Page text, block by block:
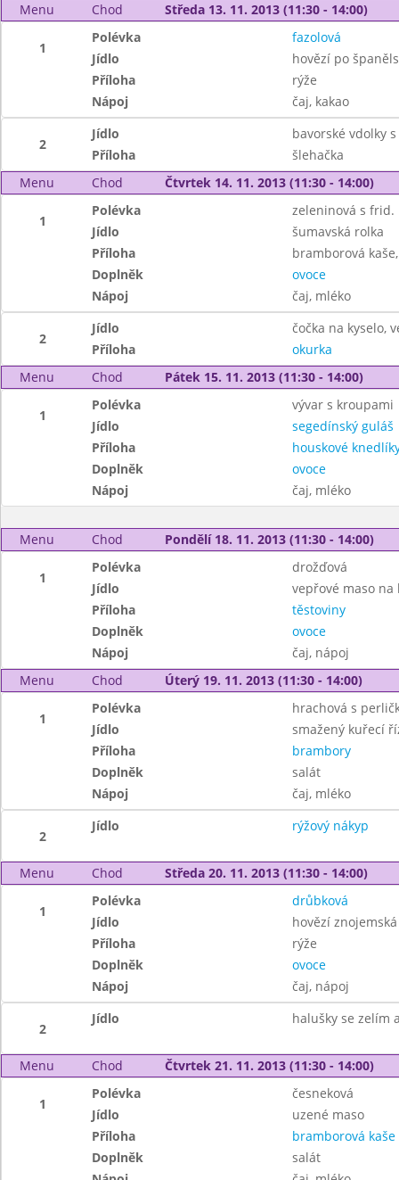
Menu
Chod Středa 13. 11. 2013 (11:30 - 14:00)
1
Polévka
fazolová
Jídlo
hovězí po
Příloha
rýže
Nápoj
čaj, kakao
2
Jídlo
bavorské vdolky
Příloha
šlehačka
Menu
Chod Čtvrtek 14. 11. 2013 (11:30 - 14:00)
1
Polévka
zeleninová s
Jídlo
šumavská rolka
Příloha
bramborová
Doplněk
ovoce
Nápoj
čaj, mléko
2
Jídlo
čočka na kyselo,
Příloha
okurka
Menu
Chod Pátek 15. 11. 2013 (11:30 - 14:00)
1
Polévka
vývar s kroupami
Jídlo
segedínský guláš
Příloha
houskové
Doplněk
ovoce
Nápoj
čaj, mléko
Menu Chod Pondělí 18. 11. 2013 (11:30 - 14:00)
1
Polévka
drožďová
Jídlo
vepřové maso na
Příloha
těstoviny
Doplněk
ovoce
Nápoj
čaj, nápoj
Menu
Chod Úterý 19. 11. 2013 (11:30 - 14:00)
1
Polévka
hrachová s
Jídlo
smažený kuřecí
Příloha
brambory
Doplněk
salát
Nápoj
čaj, mléko
2
Jídlo rýžový nákyp
Menu Chod Středa 20. 11. 2013 (11:30 - 14:00)
1
Polévka
drůbková
Jídlo
hovězí znojemská
Příloha
rýže
Doplněk
ovoce
Nápoj
čaj, nápoj
2
Jídlo halušky se zelím
Menu Chod Čtvrtek 21. 11. 2013 (11:30 - 14:00)
1
Polévka
česneková
Jídlo
uzené maso
Příloha
bramborová kaše
Doplněk
salát